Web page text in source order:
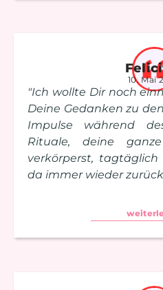
10. Mai
"Ich wollte Dir noch
Deine Gedanken zu
Impulse während
Rituale, deine
verkörperst,
da immer wieder